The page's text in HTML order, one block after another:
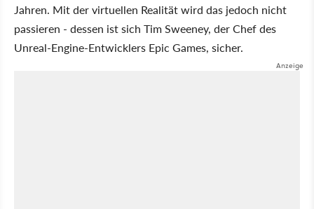
Jahren. Mit der virtuellen Realität wird das jedoch nicht
passieren - dessen ist sich Tim Sweeney, der Chef des
Unreal-Engine-Entwicklers Epic Games, sicher.